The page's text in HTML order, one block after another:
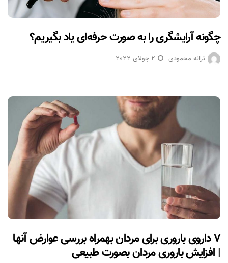
چگونه آرایشگری را به صورت حرفه‌ای یاد بگیریم؟
ترانه محمودی 2 جولای 2022
۷ داروی باروری برای مردان بهمراه بررسی عوارض آنها
| افزایش باروری مردان بصورت طبیعی